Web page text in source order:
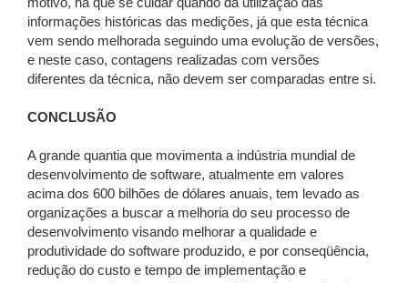
informações históricas das medições, já que esta técnica
vem sendo melhorada seguindo uma evolução de versões,
e neste caso, contagens realizadas com versões
diferentes da técnica, não devem ser comparadas entre si.
CONCLUSÃO
A grande quantia que movimenta a indústria mundial de
desenvolvimento de software, atualmente em valores
acima dos 600 bilhões de dólares anuais, tem levado as
organizações a buscar a melhoria do seu processo de
desenvolvimento visando melhorar a qualidade e
produtividade do software produzido, e por conseqüência,
redução do custo e tempo de implementação e